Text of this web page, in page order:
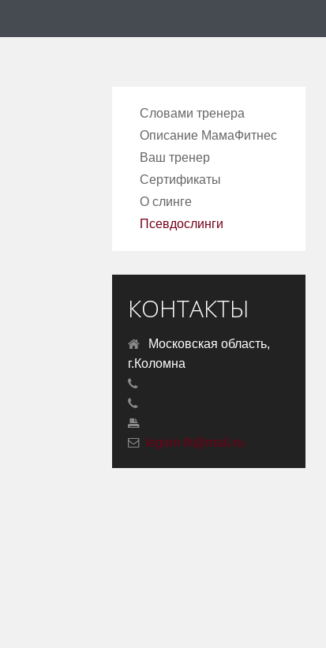
Словами тренера
Описание МамаФитнес
Ваш тренер
Сертификаты
О слинге
Псевдослинги
КОНТАКТЫ
Московская область,
г.Коломна
legion-fit@mail.ru